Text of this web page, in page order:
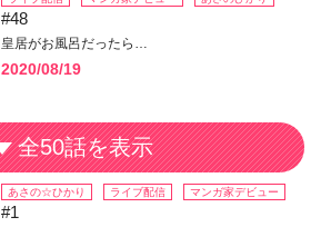
#48
皇居がお風呂だったら…
2020/08/19
全50話を表示
あさの☆ひかり ライブ配信 マンガ家デビュー
#1